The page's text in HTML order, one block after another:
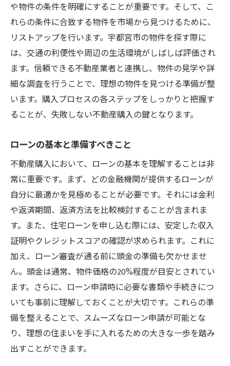
や物件の条件を明確にすることが重要です。そして、こ
れらの条件に合致する物件を市場から見つけるために、
リストアップを行います。宇都宮市の物件を探す際に
は、交通の利便性や周辺の生活環境がしばしば評価され
ます。信頼できる不動産業者と連携し、物件の見学や詳
細な調査を行うことで、理想の物件を見つける準備が整
います。購入プロセスの各ステップをしっかりと把握す
ることが、失敗しない不動産購入の鍵となります。
ローンの基本と準備すべきこと
不動産購入において、ローンの基本を理解することは非
常に重要です。まず、どの金融機関が提供するローンが
自分に最適かを見極めることが必要です。それには金利
や返済期間、返済方法を比較検討することが含まれま
す。また、住宅ローンを申し込む際には、安定した収入
証明やクレジットスコアの確認が求められます。これに
加え、ローン審査が通る前に頭金の準備も欠かせませ
ん。頭金は通常、物件価格の20%程度が目安とされてい
ます。さらに、ローン申請時に必要な書類や手続きにつ
いても事前に理解しておくことが大切です。これらの準
備を整えることで、スムーズなローン申請が可能とな
り、理想の住まいを手に入れるための大きな一歩を踏み
出すことができます。